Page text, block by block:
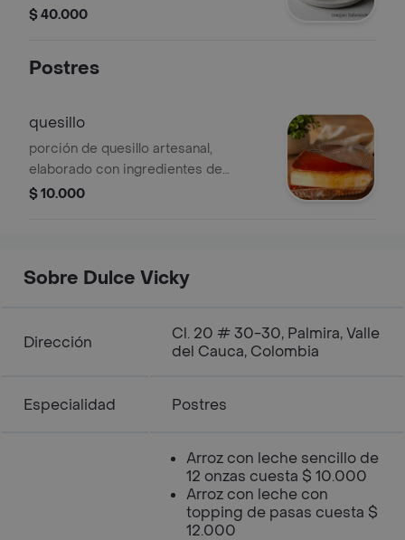
$ 40.000
Postres
quesillo
porción de quesillo artesanal,
elaborado con ingredientes de
calidad, sin conservantes. contiene:
$ 10.000
Sobre Dulce Vicky
Dirección
Cl. 20 # 30-30, Palmira, Valle
del Cauca, Colombia
Especialidad Postres
Arroz con leche sencillo de
12 onzas cuesta $ 10.000
Arroz con leche con
topping de pasas cuesta $
12.000